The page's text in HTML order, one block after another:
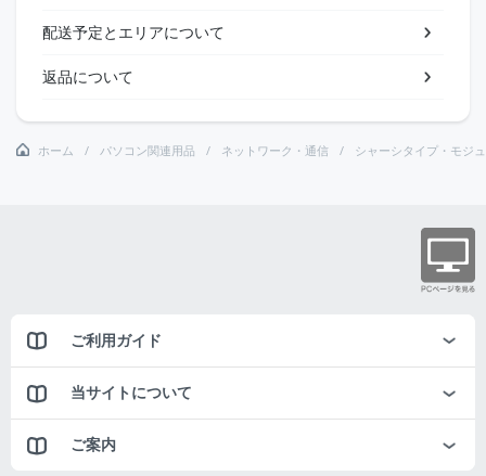
配送予定とエリアについて
返品について
ホーム パソコン関連用品 ネットワーク・通信 シャーシタイプ・モジ
ご利用ガイド
当サイトについて
ご案内